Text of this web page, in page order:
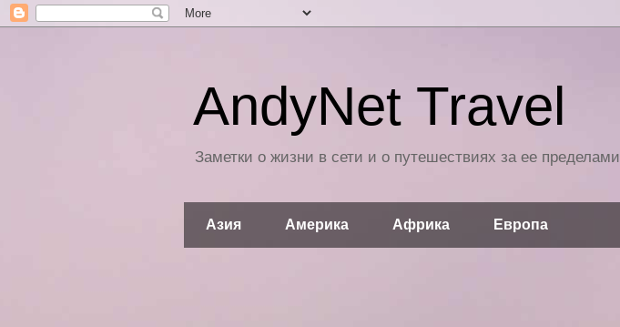
AndyNet Travel
Заметки о жизни в сети и о путешествиях за ее пределами
Азия Америка Африка Европа